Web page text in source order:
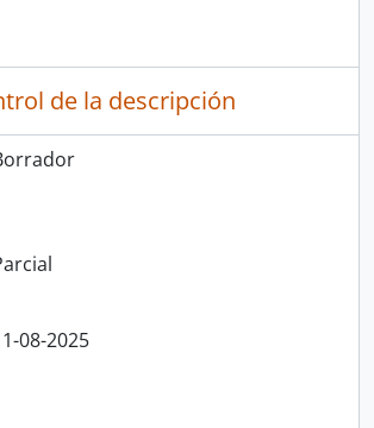
de la descripción
08-2025